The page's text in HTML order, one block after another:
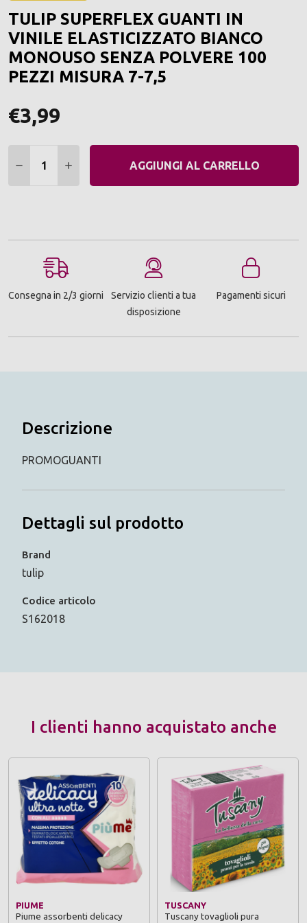
TULIP SUPERFLEX GUANTI IN
VINILE ELASTICIZZATO BIANCO
MONOUSO SENZA POLVERE 100
PEZZI MISURA 7-7,5
€3,99
DIMINUIRE QUANTITÀ:
AUMENTARE QUANTITÀ:
AGGIUNGI AL CARRELLO
Consegna in 2/3 giorni
Servizio clienti a tua
disposizione
Pagamenti sicuri
Descrizione
PROMOGUANTI
Dettagli sul prodotto
Brand
tulip
Codice articolo
S162018
I clienti hanno acquistato anche
PIUME
Piume assorbenti delicacy
TUSCANY
Tuscany tovaglioli pura